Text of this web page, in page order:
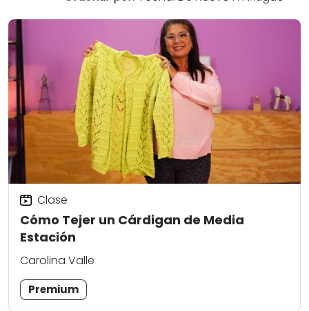
Cómo Tejer un Cárdigan de Media
Estación
Clase
Carolina Valle
Premium